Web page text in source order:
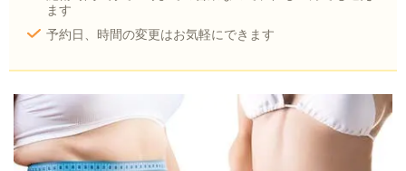
ます
予約日、時間の変更はお気軽にできます